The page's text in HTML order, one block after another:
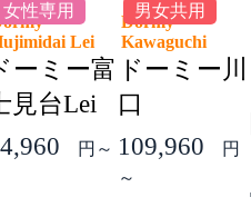
女性専用
Lei
ーミー富
見台Lei
円～
男女共用
Dormy
Kawaguchi
ドーミー川
口
109,960
円
～